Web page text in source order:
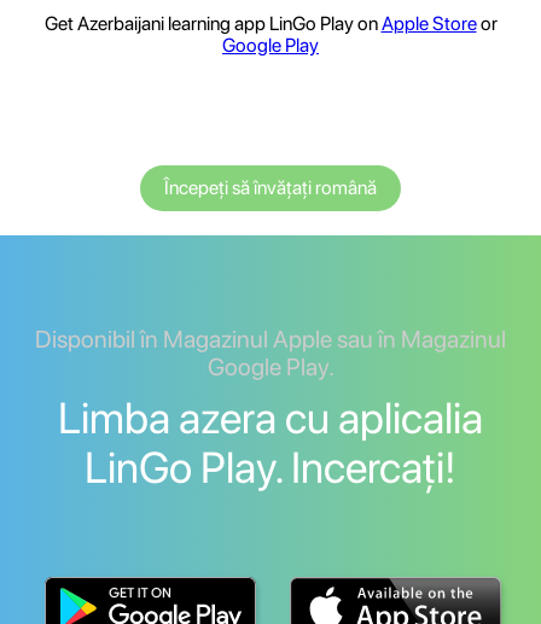
Get Azerbaijani learning app LinGo Play onApple Storeor
Google Play
Începeți să învățați română
Disponibil în Magazinul Apple sau în Magazinul
Google Play.
Limba azera cu aplicalia
LinGo Play. Incercați!